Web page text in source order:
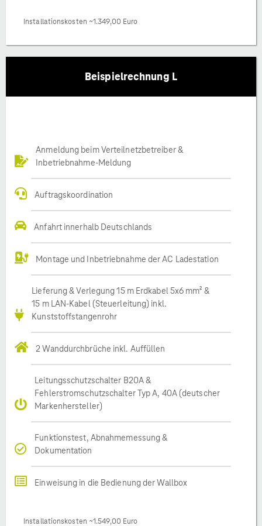
Installationskosten ~1.349,00 Euro
Beispielrechnung L
Anmeldung beim Verteilnetzbetreiber &
Inbetriebnahme-Meldung
Auftragskoordination
Anfahrt innerhalb Deutschlands
Montage und Inbetriebnahme der AC Ladestation
Lieferung & Verlegung 15 m Erdkabel 5x6 mm² &
15 m LAN-Kabel (Steuerleitung) inkl.
Kunststoffstangenrohr
2 Wanddurchbrüche inkl. Auffüllen
Leitungsschutzschalter B20A &
Fehlerstromschutzschalter Typ A, 40A (deutscher
Markenhersteller)
Funktionstest, Abnahmemessung &
Dokumentation
Einweisung in die Bedienung der Wallbox
Installationskosten ~1.549,00 Euro